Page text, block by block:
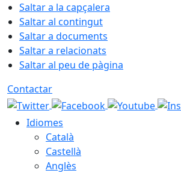
Saltar a la capçalera
Saltar al contingut
Saltar a documents
Saltar a relacionats
Saltar al peu de pàgina
Contactar
Idiomes
Català
Castellà
Anglès